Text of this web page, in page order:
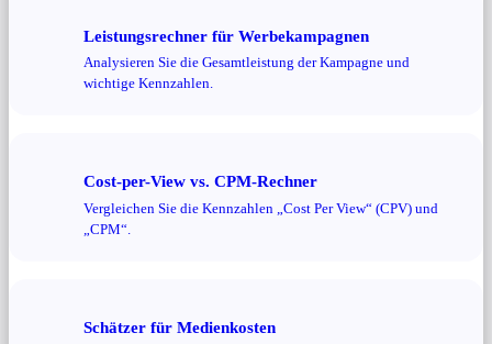
Leistungsrechner für Werbekampagnen
Analysieren Sie die Gesamtleistung der Kampagne und
wichtige Kennzahlen.
Cost-per-View vs. CPM-Rechner
Vergleichen Sie die Kennzahlen „Cost Per View“ (CPV) und
„CPM“.
Schätzer für Medienkosten